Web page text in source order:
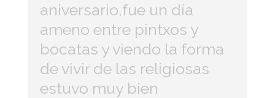
aniversario,fue un día
ameno entre pintxos y
bocatas y viendo la forma
de vivir de las religiosas
estuvo muy bien